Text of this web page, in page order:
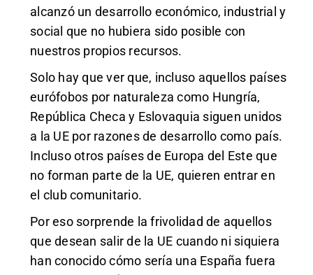
alcanzó un desarrollo económico, industrial y
social que no hubiera sido posible con
nuestros propios recursos.
Solo hay que ver que, incluso aquellos países
eurófobos por naturaleza como Hungría,
República Checa y Eslovaquia siguen unidos
a la UE por razones de desarrollo como país.
Incluso otros países de Europa del Este que
no forman parte de la UE, quieren entrar en
el club comunitario.
Por eso sorprende la frivolidad de aquellos
que desean salir de la UE cuando ni siquiera
han conocido cómo sería una España fuera